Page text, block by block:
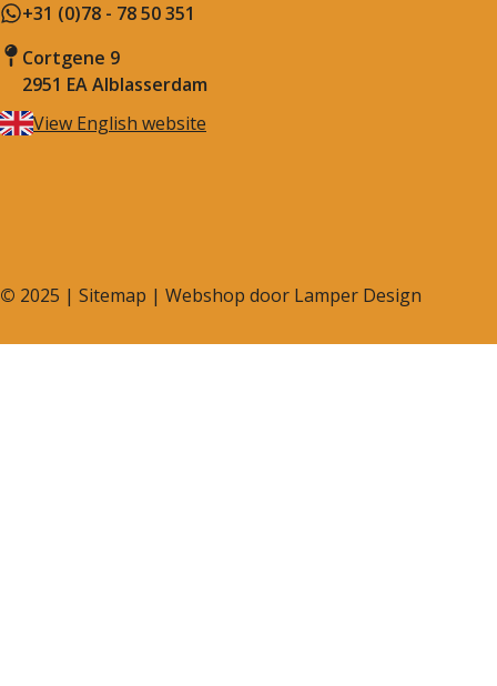
+31 (0)78 - 78 50 351
Cortgene 9
2951 EA Alblasserdam
View English website
© 2025 | Sitemap | Webshop door Lamper Design